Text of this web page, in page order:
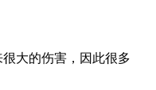
大的伤害，因此很多